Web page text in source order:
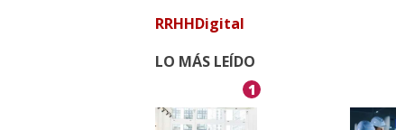
RRHHDigital
LO MÁS LEÍDO
1